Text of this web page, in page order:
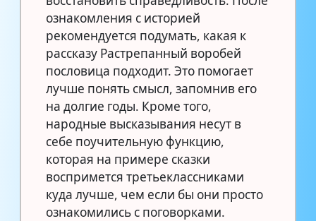
ознакомления с историей
рекомендуется подумать, какая к
рассказу Растрепанный воробей
пословица подходит. Это помогает
лучше понять смысл, запомнив его
на долгие годы. Кроме того,
народные высказывания несут в
себе поучительную функцию,
которая на примере сказки
воспримется третьеклассниками
куда лучше, чем если бы они просто
ознакомились с поговорками.